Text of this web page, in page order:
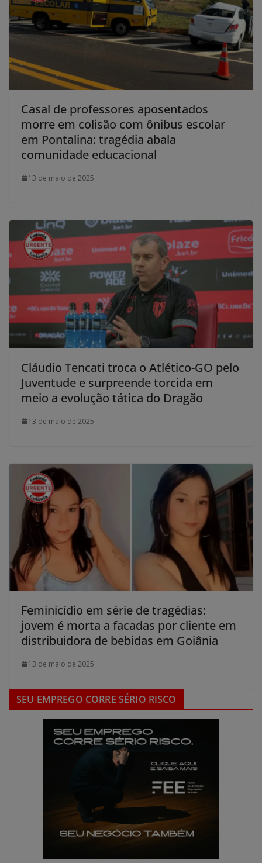
Casal de professores aposentados
morre em colisão com ônibus escolar
em Pontalina: tragédia abala
comunidade educacional
13 de maio de 2025
Cláudio Tencati troca o Atlético-GO pelo
Juventude e surpreende torcida em
meio a evolução tática do Dragão
13 de maio de 2025
Feminicídio em série de tragédias:
jovem é morta a facadas por cliente em
distribuidora de bebidas em Goiânia
13 de maio de 2025
SEU EMPREGO CORRE SÉRIO RISCO